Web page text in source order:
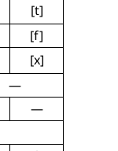
[t]
[f]
[x]
—
—